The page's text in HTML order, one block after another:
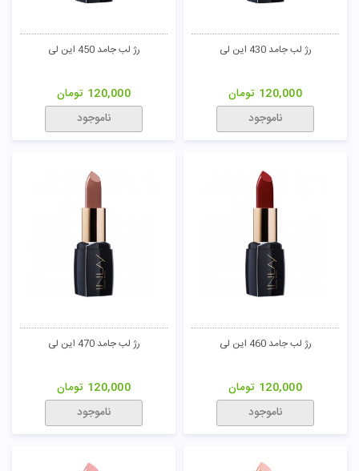
رژ لب جامد 430 این لی
120,000 تومان
ناموجود
رژ لب جامد 450 این لی
120,000 تومان
ناموجود
رژ لب جامد 460 این لی
120,000 تومان
ناموجود
رژ لب جامد 470 این لی
120,000 تومان
ناموجود